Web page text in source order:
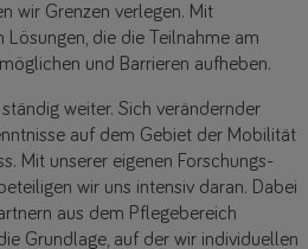
wir Grenzen verlegen. Mit
die die Teilnahme am
und Barrieren aufheben.
weiter. Sich verändernder
auf dem Gebiet der Mobilität
Mit unserer eigenen Forschungs-
wir uns intensiv daran. Dabei
aus dem Pflegebereich
Grundlage, auf der wir individuellen